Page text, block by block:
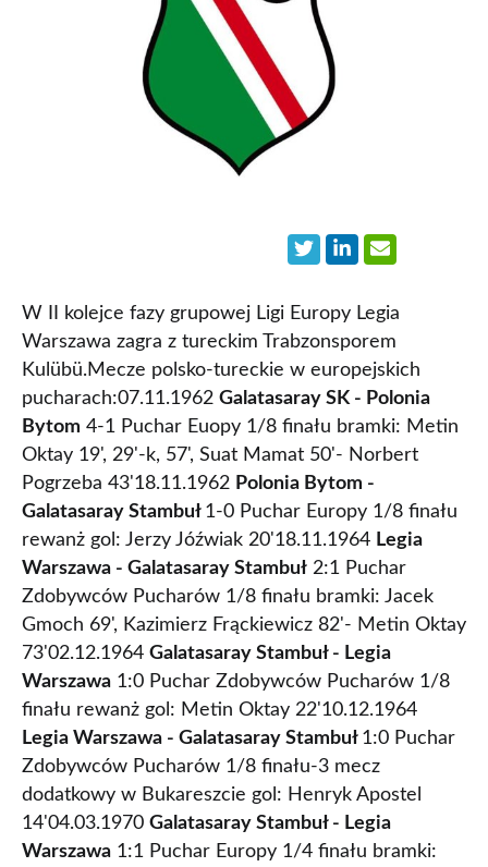
W II kolejce fazy grupowej Ligi Europy Legia
Warszawa zagra z tureckim Trabzonsporem
Kulübü.Mecze polsko-tureckie w europejskich
pucharach:07.11.1962 Galatasaray SK - Polonia
Bytom 4-1 Puchar Euopy 1/8 finału bramki: Metin
Oktay 19', 29'-k, 57', Suat Mamat 50'- Norbert
Pogrzeba 43'18.11.1962 Polonia Bytom -
Galatasaray Stambuł 1-0 Puchar Europy 1/8 finału
rewanż gol: Jerzy Jóźwiak 20'18.11.1964 Legia
Warszawa - Galatasaray Stambuł 2:1 Puchar
Zdobywców Pucharów 1/8 finału bramki: Jacek
Gmoch 69', Kazimierz Frąckiewicz 82'- Metin Oktay
73'02.12.1964 Galatasaray Stambuł - Legia
Warszawa 1:0 Puchar Zdobywców Pucharów 1/8
finału rewanż gol: Metin Oktay 22'10.12.1964
Legia Warszawa - Galatasaray Stambuł 1:0 Puchar
Zdobywców Pucharów 1/8 finału-3 mecz
dodatkowy w Bukareszcie gol: Henryk Apostel
14'04.03.1970 Galatasaray Stambuł - Legia
Warszawa 1:1 Puchar Europy 1/4 finału bramki: